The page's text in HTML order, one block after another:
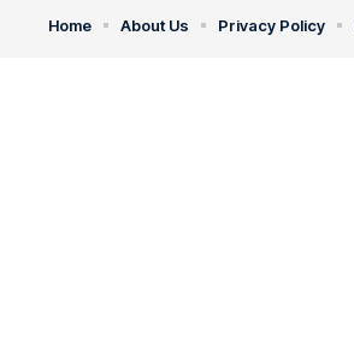
Home About Us Privacy Policy